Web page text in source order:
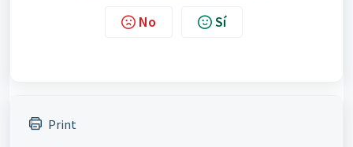
No Sí
Print